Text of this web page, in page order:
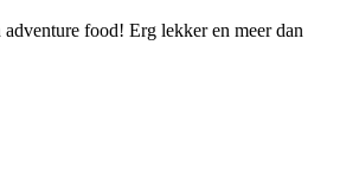
food! Erg lekker en meer dan